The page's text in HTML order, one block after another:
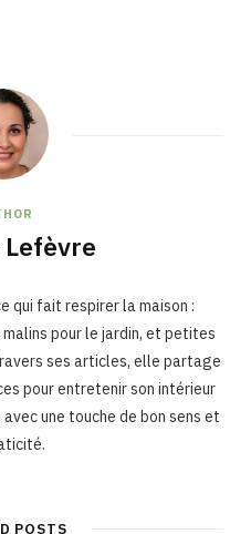
qui fait respirer la maison :
pour le jardin, et petites
ses articles, elle partage
pour entretenir son intérieur
une touche de bon sens et
POSTS